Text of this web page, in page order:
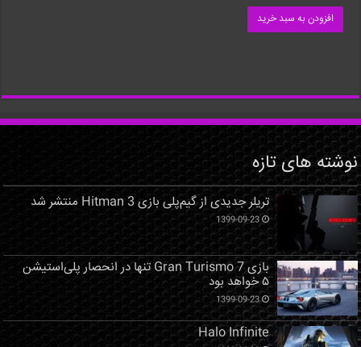
افزودن به سبد خرید
نوشته های تازه
تریلر جدیدی از گیم‌پلی بازی Hitman 3 منتشر شد
1399-09-23
بازی Gran Turismo 7 تنها در انحصار پلی‌استیشن
۵ خواهد بود
1399-09-23
Halo Infinite